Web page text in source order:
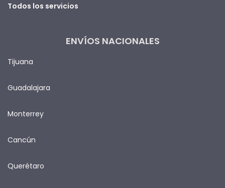
Todos los servicios
ENVÍOS NACIONALES
Tijuana
Guadalajara
Monterrey
Cancún
Querétaro